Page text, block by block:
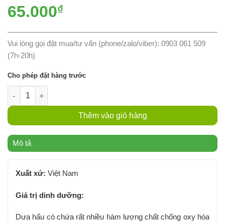
65.000₫
Vui lòng gọi đặt mua/tư vấn (phone/zalo/viber): 0903 061 509
(7h-20h)
Cho phép đặt hàng trước
Dưa Hấu Ruột Đỏ Hữu Cơ - Kg số lượng
Thêm vào giỏ hàng
Mô tả
Xuất xứ: Việt Nam
Giá trị dinh dưỡng:
Dưa hấu có chứa rất nhiều hàm lượng chất chống oxy hóa